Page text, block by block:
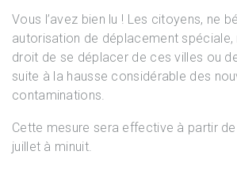
Vous l’avez bien lu ! Les citoyens, ne
autorisation de déplacement spéciale,
droit de se déplacer de ces villes ou
suite à la hausse considérable des
contaminations.
Cette mesure sera effective à partir
juillet à minuit.